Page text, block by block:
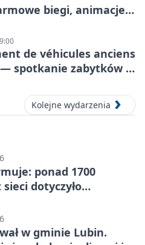
biegi, animacje i
de véhicules anciens
spotkanie zabytków i
Kolejne wydarzenia
ponad 1700
sieci dotyczyło
w gminie Lubin.